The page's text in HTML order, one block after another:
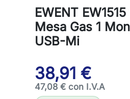
EWENT
Mesa Gas 1
USB-Mi
38,91 €
47,08 € con I.V.A